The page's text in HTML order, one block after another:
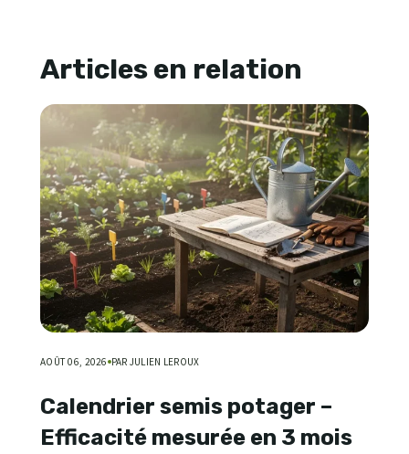
Articles en relation
AOÛT 06, 2026 PAR JULIEN LEROUX
Calendrier semis potager –
Efficacité mesurée en 3 mois